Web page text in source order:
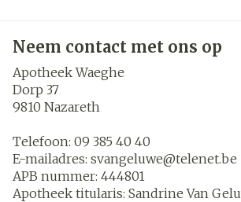
Neem contact met ons op
Apotheek Waeghe
Dorp 37
9810 Nazareth
Telefoon: 09 385 40 40
E-mailadres: svangeluwe@telenet.be
APB nummer: 444801
Apotheek titularis: Sandrine Van